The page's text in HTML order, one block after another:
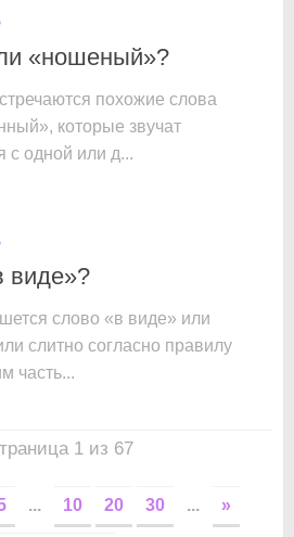
«ношеный»?
похожие слова
которые звучат
с одной или д...
виде»?
слово «в виде» или
слитно согласно правилу
часть...
1 из 67
... 10 20 30 ... »